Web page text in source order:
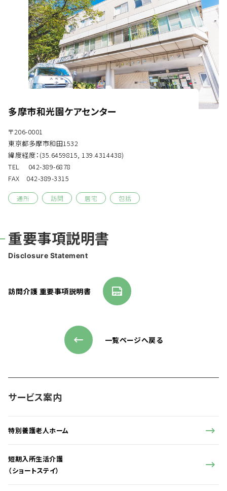
多摩市和光園ケアセンター
〒206-0001
東京都多摩市和田1532
緯度経度：(35.6459815, 139.4314438)
TEL 042-389-6878
FAX 042-389-3315
通所 訪問 居宅 包括
重要事項説明書
Disclosure Statement
訪問介護 重要事項説明書
一覧ページへ戻る
サービス案内
特別養護老人ホーム
短期入所生活介護
（ショートステイ）